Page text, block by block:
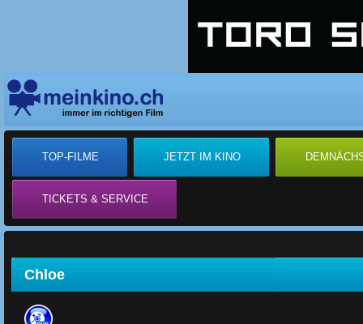
TOP-FILME JETZT IM KINO
TICKETS & SERVICE
Chloe